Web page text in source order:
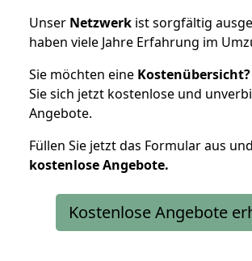
Unser Netzwerk ist sorgfältig
haben viele Jahre Erfahrung im
Sie möchten eine Kostenübersicht?
Sie sich jetzt kostenlose und
Angebote.
Füllen Sie jetzt das Formular aus
kostenloseAngebote.
Kostenlose Angebote